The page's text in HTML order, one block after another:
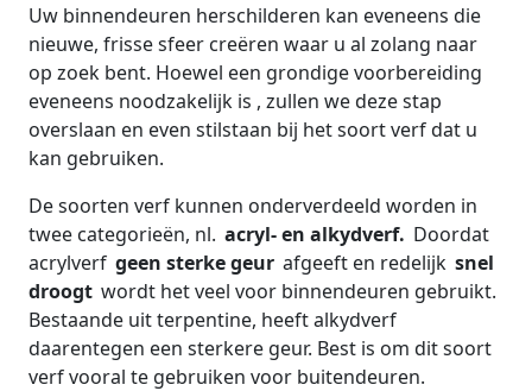
Uw binnendeuren herschilderen kan eveneens die
nieuwe, frisse sfeer creëren waar u al zolang naar
op zoek bent. Hoewel een grondige voorbereiding
eveneens noodzakelijk is , zullen we deze stap
overslaan en even stilstaan bij het soort verf dat u
kan gebruiken.
De soorten verf kunnen onderverdeeld worden in
twee categorieën, nl. acryl- en alkydverf. Doordat
acrylverf geen sterke geur afgeeft en redelijk snel
droogt wordt het veel voor binnendeuren gebruikt.
Bestaande uit terpentine, heeft alkydverf
daarentegen een sterkere geur. Best is om dit soort
verf vooral te gebruiken voor buitendeuren.